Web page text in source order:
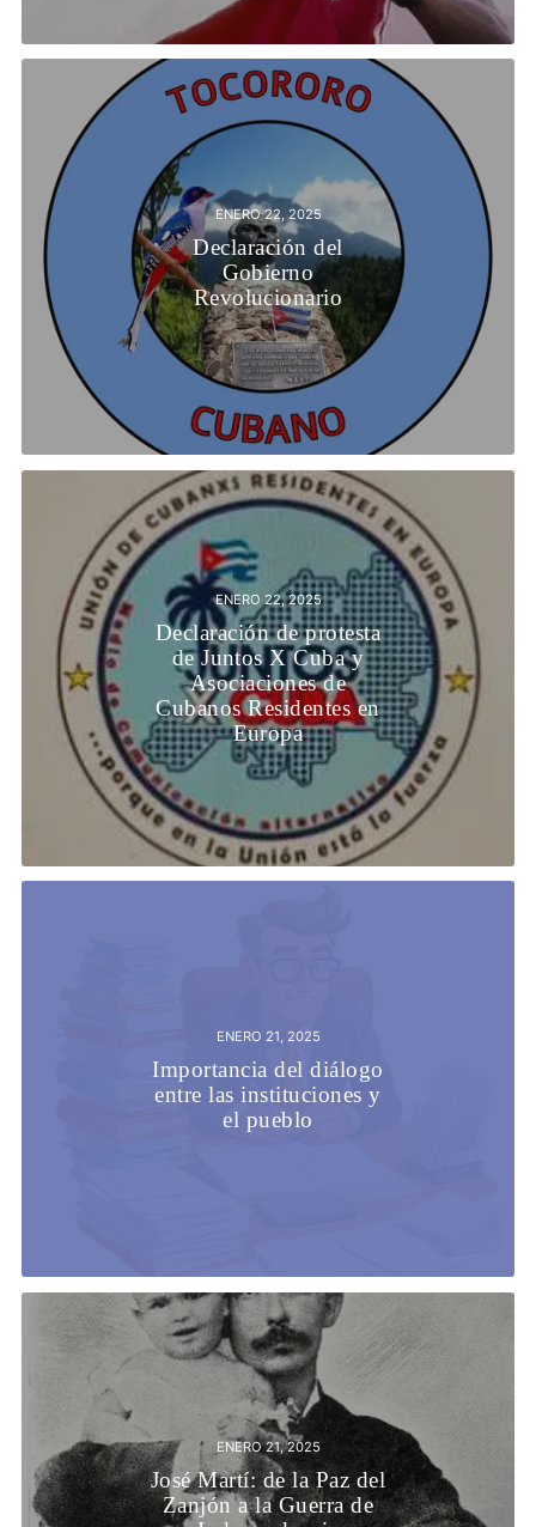
ENERO 22, 2025
Declaración del
Gobierno
Revolucionario
ENERO 22, 2025
Declaración de protesta
de Juntos X Cuba y
Asociaciones de
Cubanos Residentes en
Europa
ENERO 21, 2025
Importancia del diálogo
entre las instituciones y
el pueblo
ENERO 21, 2025
José Martí: de la Paz del
Zanjón a la Guerra de